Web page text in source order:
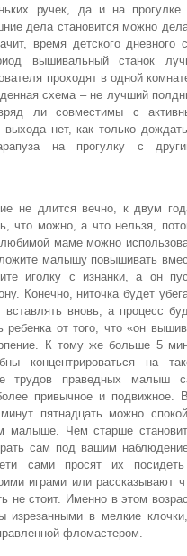
ручек, да и на прогулке
дела становится можно
время детского дневного
вышивальный станок
проходят в одной
схема – не лучший
ли совместимы с
нет, как только
на прогулку с
не длится вечно, к двум
что можно, а что нельзя,
маме можно
малышу повышивать
иголку с изнанки, а он
Конечно, ниточка будет
вновь, а процесс
ребенка от того, что «он
К тому же больше 5
концентрироваться на
трудов праведных малыш
привычное и подвижное.
пятнадцать можно
малыше. Чем старше
сам под вашим
сами просят их
играми или рассказывают
не стоит. Именно в этом
изрезанными в мелкие
фломастером.